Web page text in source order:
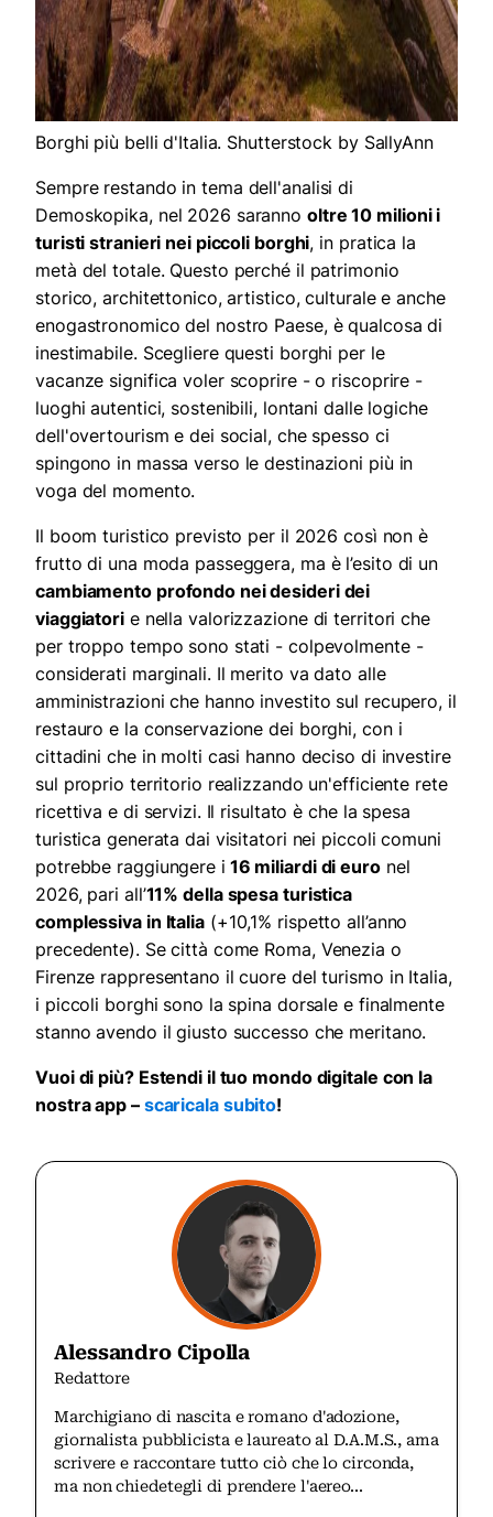
Borghi più belli d'Italia. Shutterstock by SallyAnn
Sempre restando in tema dell'analisi di
Demoskopika, nel 2026 saranno oltre 10 milioni i
turisti stranieri nei piccoli borghi, in pratica la
metà del totale. Questo perché il patrimonio
storico, architettonico, artistico, culturale e anche
enogastronomico del nostro Paese, è qualcosa di
inestimabile. Scegliere questi borghi per le
vacanze significa voler scoprire - o riscoprire -
luoghi autentici, sostenibili, lontani dalle logiche
dell'overtourism e dei social, che spesso ci
spingono in massa verso le destinazioni più in
voga del momento.
Il boom turistico previsto per il 2026 così non è
frutto di una moda passeggera, ma è l’esito di un
cambiamento profondo nei desideri dei
viaggiatorie nella valorizzazione di territori che
per troppo tempo sono stati - colpevolmente -
considerati marginali. Il merito va dato alle
amministrazioni che hanno investito sul recupero, il
restauro e la conservazione dei borghi, con i
cittadini che in molti casi hanno deciso di investire
sul proprio territorio realizzando un'efficiente rete
ricettiva e di servizi. Il risultato è che la spesa
turistica generata dai visitatori nei piccoli comuni
potrebbe raggiungere i 16 miliardi di euronel
2026, pari all’11% della spesa turistica
complessiva in Italia(+10,1% rispetto all’anno
precedente). Se città come Roma, Venezia o
Firenze rappresentano il cuore del turismo in Italia,
i piccoli borghi sono la spina dorsale e finalmente
stanno avendo il giusto successo che meritano.
Vuoi di più? Estendi il tuo mondo digitale con la
nostra app – scaricala subito!
Alessandro Cipolla
Redattore
Marchigiano di nascita e romano d'adozione,
giornalista pubblicista e laureato al D.A.M.S., ama
scrivere e raccontare tutto ciò che lo circonda,
ma non chiedetegli di prendere l'aereo...